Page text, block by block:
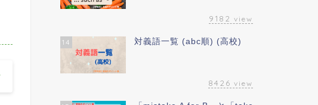
9182 view
14 対義語一覧 (abc順) (高校)
8426 view